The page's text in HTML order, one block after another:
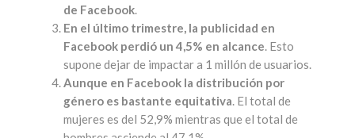
de Facebook.
En el último trimestre, la publicidad en
Facebook perdió un 4,5% en alcance. Esto
supone dejar de impactar a 1 millón de usuarios.
Aunque en Facebook la distribución por
género es bastante equitativa. El total de
mujeres es del 52,9% mientras que el total de